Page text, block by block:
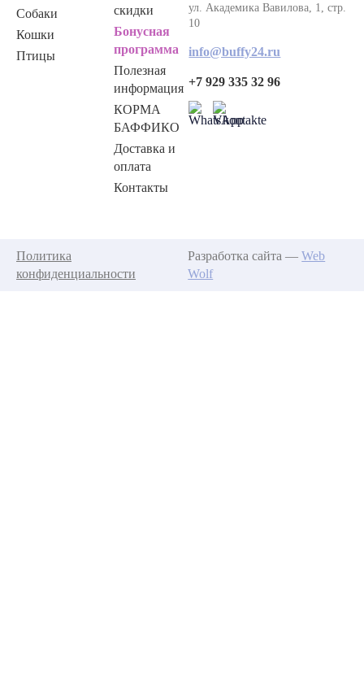
Собаки
Кошки
Птицы
скидки
Бонусная
программа
Полезная
информация
КОРМА
БАФФИКО
Доставка и
оплата
Контакты
ул. Академика Вавилова, 1, стр.
10
info@buffy24.ru
+7 929 335 32 96
Политика
конфиденциальности
Разработка сайта —Web
Wolf